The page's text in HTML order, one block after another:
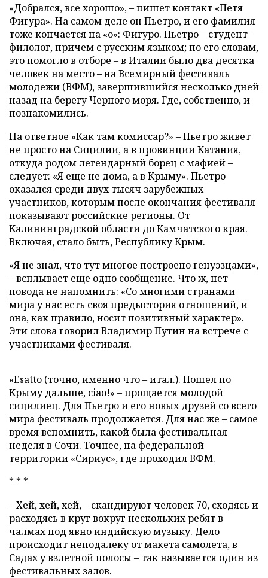
«Добрался, все хорошо», – пишет контакт «Петя
Фигура». На самом деле он Пьетро, и его фамилия
тоже кончается на «о»: Фигуро. Пьетро – студент-
филолог, причем с русским языком; по его словам,
это помогло в отборе – в Италии было два десятка
человек на место – на Всемирный фестиваль
молодежи (ВФМ), завершившийся несколько дней
назад на берегу Черного моря. Где, собственно, и
познакомились.
На ответное «Как там комиссар?» – Пьетро живет
не просто на Сицилии, а в провинции Катания,
откуда родом легендарный борец с мафией –
следует: «Я еще не дома, а в Крыму». Пьетро
оказался среди двух тысяч зарубежных
участников, которым после окончания фестиваля
показывают российские регионы. От
Калининградской области до Камчатского края.
Включая, стало быть, Республику Крым.
«Я не знал, что тут многое построено генуэзцами»,
– всплывает еще одно сообщение. Что ж, нет
повода не напомнить: «Со многими странами
мира у нас есть своя предыстория отношений, и
она, как правило, носит позитивный характер».
Эти слова говорил Владимир Путин на встрече с
участниками фестиваля.
«Esatto (точно, именно что – итал.). Пошел по
Крыму дальше, ciao!» – прощается молодой
сицилиец. Для Пьетро и его новых друзей со всего
мира фестиваль продолжается. Для нас же – самое
время вспомнить, какой была фестивальная
неделя в Сочи. Точнее, на федеральной
территории «Сириус», где проходил ВФМ.
* * *
– Хей, хей, хей, – скандируют человек 70, сходясь и
расходясь в круг вокруг нескольких ребят в
чалмах под явно индийскую музыку. Дело
происходит неподалеку от макета самолета, в
Садах у взлетной полосы – так называется один из
фестивальных залов.